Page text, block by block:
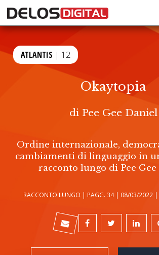
ATLANTIS | 12
Okaytopia
di Pee Gee Daniel
Ordine internazionale,
cambiamenti di linguaggio in
racconto lungo di Pee
RACCONTO LUNGO | PAGG. 34 | 08/03/2022 |